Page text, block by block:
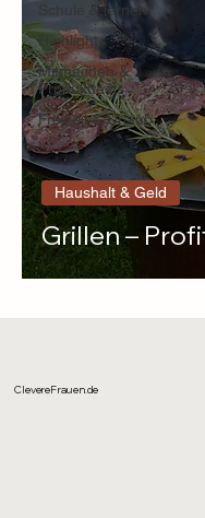
Schule & lernen
Highlights
Mitmachen &
Produkttests
Freizeit & Urlaub
Grillen –
Haushalt & Geld
ClevereFrauen.de